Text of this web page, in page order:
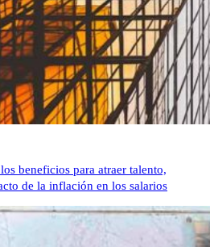
beneficios para atraer talento,
de la inflación en los salarios